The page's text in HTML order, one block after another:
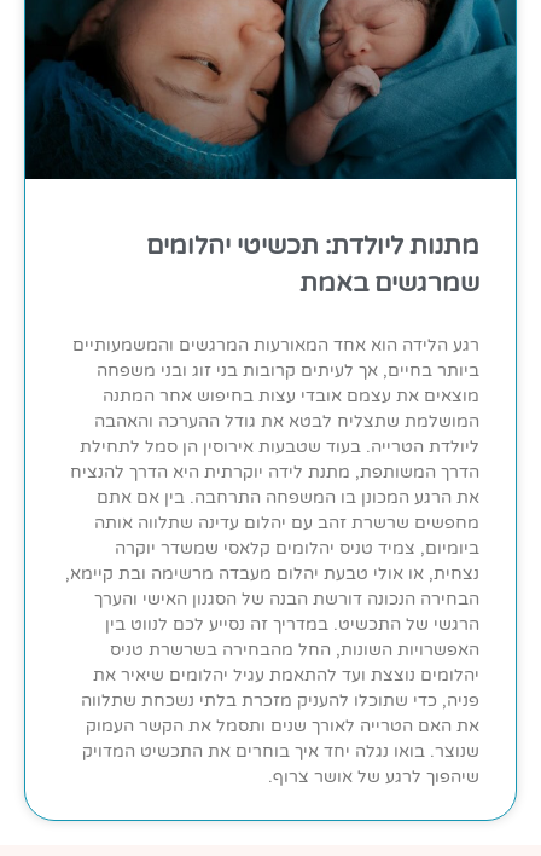
מתנות ליולדת: תכשיטי יהלומים
שמרגשים באמת
רגע הלידה הוא אחד המאורעות המרגשים והמשמעותיים
ביותר בחיים, אך לעיתים קרובות בני זוג ובני משפחה
מוצאים את עצמם אובדי עצות בחיפוש אחר המתנה
המושלמת שתצליח לבטא את גודל ההערכה והאהבה
ליולדת הטרייה. בעוד שטבעות אירוסין הן סמל לתחילת
הדרך המשותפת, מתנת לידה יוקרתית היא הדרך להנציח
את הרגע המכונן בו המשפחה התרחבה. בין אם אתם
מחפשים שרשרת זהב עם יהלום עדינה שתלווה אותה
ביומיום, צמיד טניס יהלומים קלאסי שמשדר יוקרה
נצחית, או אולי טבעת יהלום מעבדה מרשימה ובת קיימא,
הבחירה הנכונה דורשת הבנה של הסגנון האישי והערך
הרגשי של התכשיט. במדריך זה נסייע לכם לנווט בין
האפשרויות השונות, החל מהבחירה בשרשרת טניס
יהלומים נוצצת ועד להתאמת עגיל יהלומים שיאיר את
פניה, כדי שתוכלו להעניק מזכרת בלתי נשכחת שתלווה
את האם הטרייה לאורך שנים ותסמל את הקשר העמוק
שנוצר. בואו נגלה יחד איך בוחרים את התכשיט המדויק
שיהפוך לרגע של אושר צרוף.